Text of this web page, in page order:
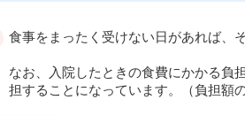
食事をまったく受けない日があれば、
なお、入院したときの食費にかかる負
担することになっています。（負担額